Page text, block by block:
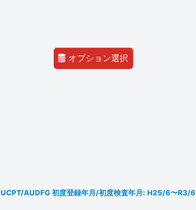
オプション選択
AUDFG 初度登録年月/初度検査年月: H25/6〜R3/6